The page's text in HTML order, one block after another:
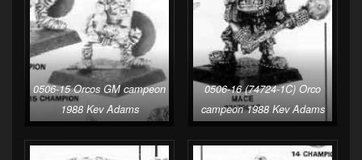
0506-15 Orcos GM campeon
1988 Kev Adams
0506-16 (74724-1C) Orco
campeon 1988 Kev Adams